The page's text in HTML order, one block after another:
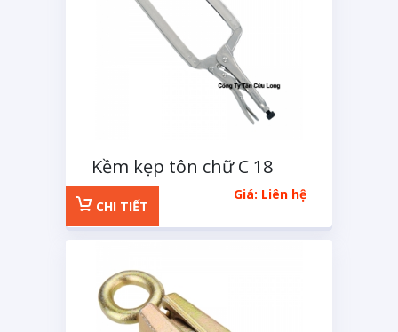
Kềm kẹp tôn chữ C 18
inches
Giá: Liên hệ
CHI TIẾT